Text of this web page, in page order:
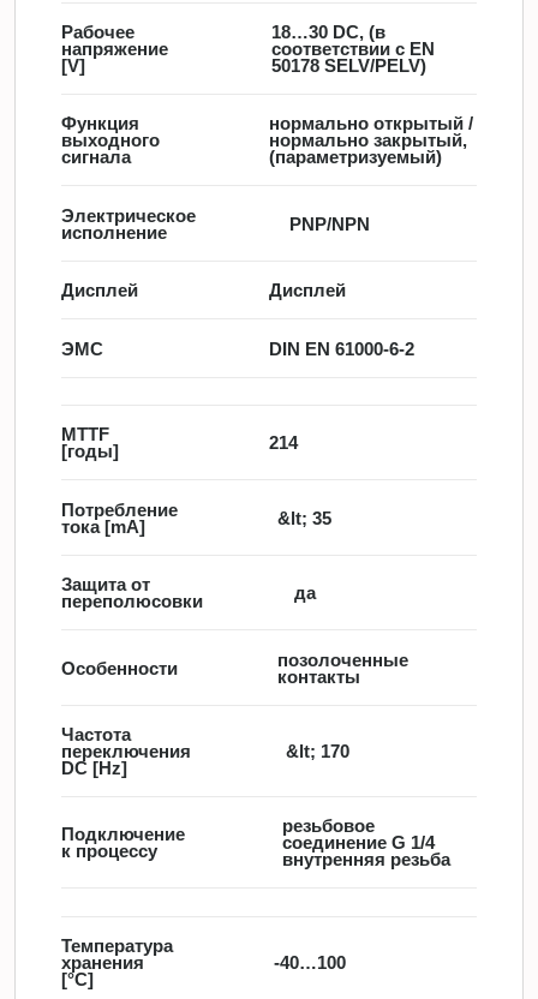
Рабочее
напряжение
[V]
18…30 DC, (в
соответствии с EN
50178 SELV/PELV)
Функция
выходного
сигнала
нормально открытый /
нормально закрытый,
(параметризуемый)
Электрическое
исполнение
PNP/NPN
Дисплей Дисплей
ЭMC DIN EN 61000-6-2
MTTF
[годы]
214
Потребление
тока [mA]
&lt; 35
Защита от
переполюсовки
да
Особенности
позолоченные
контакты
Частота
переключения
DC [Hz]
&lt; 170
Подключение
к процессу
резьбовое
соединение G 1/4
внутренняя резьба
Температура
хранения
[°C]
-40…100